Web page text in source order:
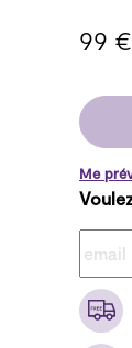
99 €
Me